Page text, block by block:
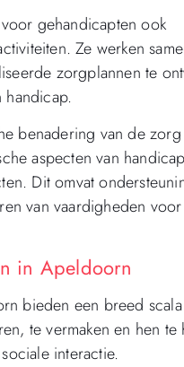
gehandicapten ook
Ze werken
zorgplannen te
benadering van de
aspecten van
Dit omvat
van vaardigheden voor
in Apeldoorn
bieden een breed scala
te vermaken en hen te
interactie.